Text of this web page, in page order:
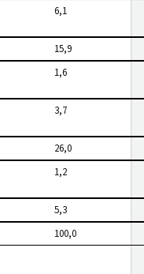
6,1
15,9
1,6
3,7
26,0
1,2
5,3
100,0